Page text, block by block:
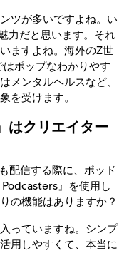
ツが多いですよね。い
力だと思います。それ
ますよね。海外のZ世
ポップなわかりやす
メンタルヘルスなど、
を受けます。
はクリエイター
配信する際に、ポッド
』を使用し
の機能はありますか？
っていますね。シンプ
用しやすくて、本当に